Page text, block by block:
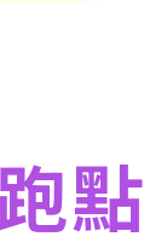
點